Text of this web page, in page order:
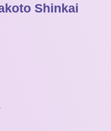
Shinkai